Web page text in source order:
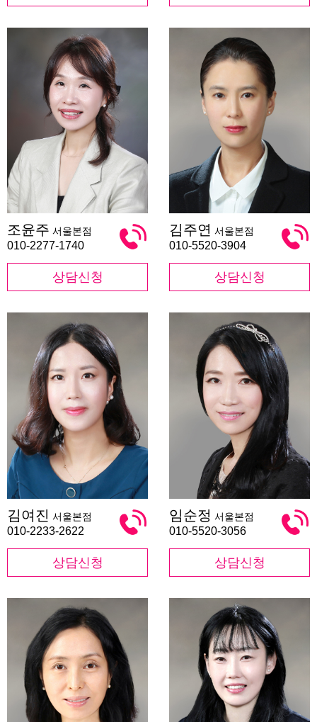
윤
주
조윤주 서울본점
010-2277-1740
상담신청
주
연
김주연 서울본점
010-5520-3904
상담신청
여
진
김여진 서울본점
010-2233-2622
상담신청
순
정
임순정 서울본점
010-5520-3056
상담신청